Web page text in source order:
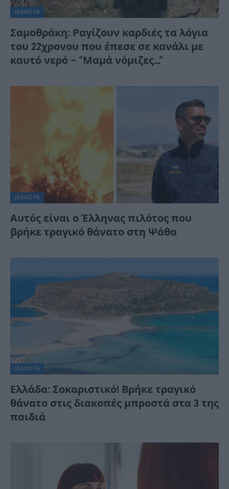
ΔΙΆΦΟΡΑ
Σαμοθράκη: Ραγίζουν καρδιές τα λόγια
του 22χρονου που έπεσε σε κανάλι με
καυτό νερό – “Μαμά νόμιζες…”
ΔΙΆΦΟΡΑ
Αυτός είναι ο Έλληνας πιλότος που
βρήκε τραγικό θάνατο στη Ψάθα
ΔΙΆΦΟΡΑ
Ελλάδα: Σοκαριστικό! Βρήκε τραγικό
θάνατο στις διακοπές μπροστά στα 3 της
παιδιά